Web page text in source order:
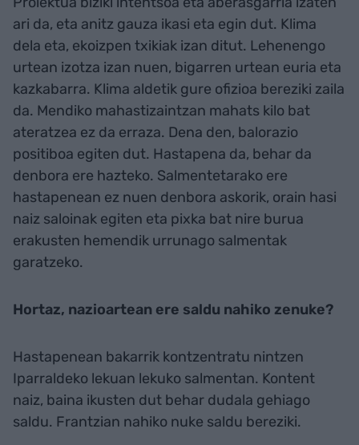
ari da, eta anitz gauza ikasi eta egin dut. Klima
dela eta, ekoizpen txikiak izan ditut. Lehenengo
urtean izotza izan nuen, bigarren urtean euria eta
kazkabarra. Klima aldetik gure ofizioa bereziki zaila
da. Mendiko mahastizaintzan mahats kilo bat
ateratzea ez da erraza. Dena den, balorazio
positiboa egiten dut. Hastapena da, behar da
denbora ere hazteko. Salmentetarako ere
hastapenean ez nuen denbora askorik, orain hasi
naiz saloinak egiten eta pixka bat nire burua
erakusten hemendik urrunago salmentak
garatzeko.
Hortaz, nazioartean ere saldu nahiko zenuke?
Hastapenean bakarrik kontzentratu nintzen
Iparraldeko lekuan lekuko salmentan. Kontent
naiz, baina ikusten dut behar dudala gehiago
saldu. Frantzian nahiko nuke saldu bereziki.